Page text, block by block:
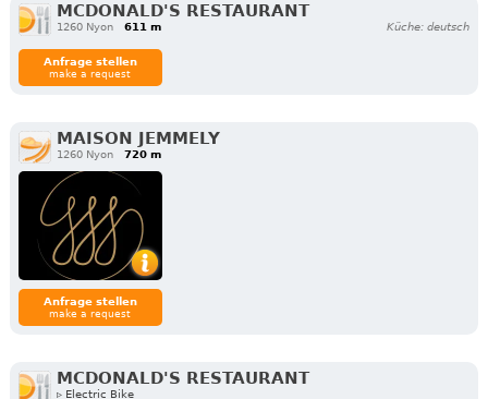
MCDONALD'S RESTAURANT
1260 Nyon 611 m Küche: deutsch
Anfrage stellen
make a request
MAISON JEMMELY
1260 Nyon 720 m
Anfrage stellen
make a request
MCDONALD'S RESTAURANT
▹ Electric Bike